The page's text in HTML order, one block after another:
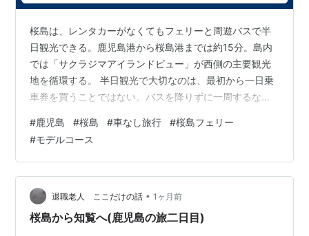
桜島は、レンタカーがなくてもフェリーと周遊バスで半
日観光できる。鹿児島港から桜島港までは約15分。島内
では「サクラジマアイランドビュー」が西側の主要観光
地を循環する。 半日観光で大切なのは、最初から一日乗
車券を買うことではない。バスを降りずに一周するなら1
分、3回以上乗るなら専用一日乗車券が目安になる。 こ
の記事では、2026年8月5日時点の公式運賃・交通情報を
基に、車なしの約2時間半・約3時間半プラン、家族旅行
の費用、レンタカーが向く範囲を整理する。火山情報と
交通運行は変動するため、当日の気象庁・フェリー・交
通局の案内を別々に確認してほしい…
#鹿児島 #桜島 #車なし旅行 #桜島フェリー
#モデルコース
退職老人 ここだけの話 • 1ヶ月前
桜島から知覧へ(鹿児島の旅二日目)